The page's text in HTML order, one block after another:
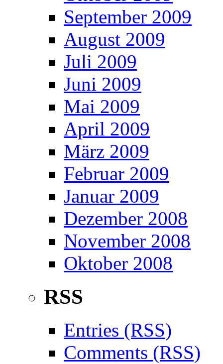
September 2009
August 2009
Juli 2009
Juni 2009
Mai 2009
April 2009
März 2009
Februar 2009
Januar 2009
Dezember 2008
November 2008
Oktober 2008
RSS
Entries (RSS)
Comments (RSS)